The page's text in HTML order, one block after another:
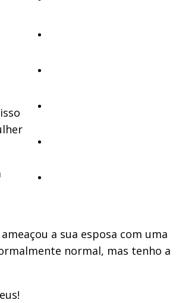
a sua esposa com uma
normal, mas tenho a